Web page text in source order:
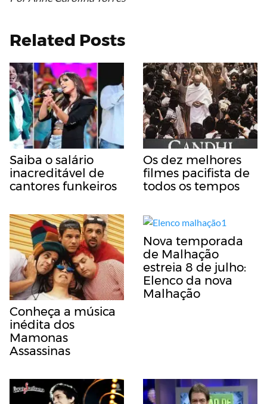
Related Posts
Saiba o salário
inacreditável de
cantores funkeiros
Os dez melhores
filmes pacifista de
todos os tempos
Conheça a música
inédita dos
Mamonas
Assassinas
Nova temporada
de Malhação
estreia 8 de julho:
Elenco da nova
Malhação